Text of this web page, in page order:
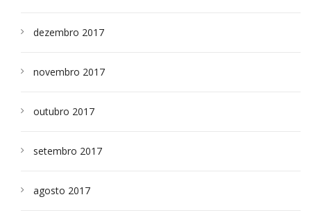
dezembro 2017
novembro 2017
outubro 2017
setembro 2017
agosto 2017